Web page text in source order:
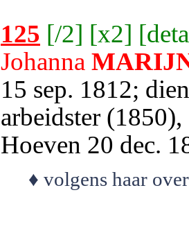
125 [/2] [x2] [
Johanna
15 sep. 1812;
arbeidster
Hoeven 20 dec.
♦ volgens haar